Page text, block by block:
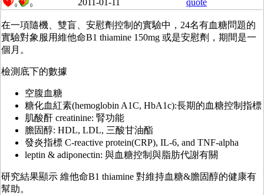
0 0 2011-01-11 quote
在一項隨機、雙盲、安慰劑控制的實驗中，24名有血糖問題的
實驗對象服用維他命B1 thiamine 150mg 或是安慰劑，期間是一
個月。
檢測底下的數據
空腹血糖
糖化血紅素(hemoglobin A1C, HbA1c):長期的血糖控制指標
肌酸酐 creatinine: 腎功能
膽固醇: HDL, LDL, 三酸甘油酯
發炎指標 C-reactive protein(CRP), IL-6, and TNF-alpha
leptin & adiponectin: 與血糖控制與脂肪代謝有關
研究結果顯示 維他命B1 thiamine 對維持血糖&膽固醇的健康有
幫助。